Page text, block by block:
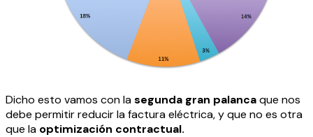
Dicho esto vamos con lasegunda gran palancaque nos
debe permitir reducir la factura eléctrica, y que no es otra
que la optimización contractual.